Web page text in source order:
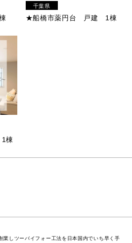
千葉県
★船橋市薬円台 戸建 1棟
棟
業しツーバイフォー工法を日本国内でいち早く手